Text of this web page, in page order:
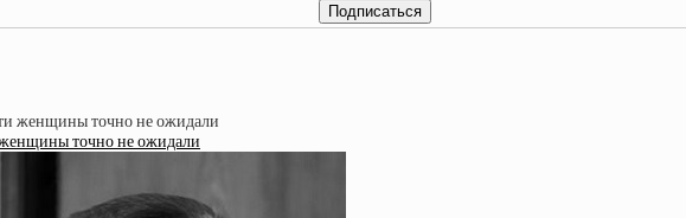
женщины точно не ожидали